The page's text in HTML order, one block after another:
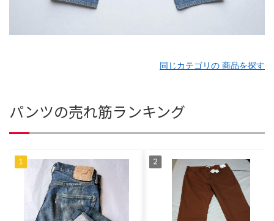
同じカテゴリの 商品を探す
パンツの売れ筋ランキング